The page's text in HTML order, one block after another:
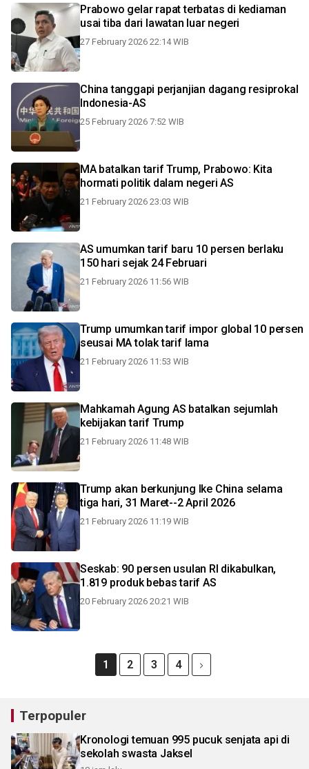
Prabowo gelar rapat terbatas di kediaman
usai tiba dari lawatan luar negeri
27 February 2026 22:14 WIB
China tanggapi perjanjian dagang resiprokal
Indonesia-AS
25 February 2026 7:52 WIB
MA batalkan tarif Trump, Prabowo: Kita
hormati politik dalam negeri AS
21 February 2026 23:03 WIB
AS umumkan tarif baru 10 persen berlaku
150 hari sejak 24 Februari
21 February 2026 11:56 WIB
Trump umumkan tarif impor global 10 persen
seusai MA tolak tarif lama
21 February 2026 11:53 WIB
Mahkamah Agung AS batalkan sejumlah
kebijakan tarif Trump
21 February 2026 11:48 WIB
Trump akan berkunjung lke China selama
tiga hari, 31 Maret--2 April 2026
21 February 2026 11:19 WIB
Seskab: 90 persen usulan RI dikabulkan,
1.819 produk bebas tarif AS
20 February 2026 20:21 WIB
1 2 3 4
Terpopuler
Kronologi temuan 995 pucuk senjata api di
sekolah swasta Jaksel